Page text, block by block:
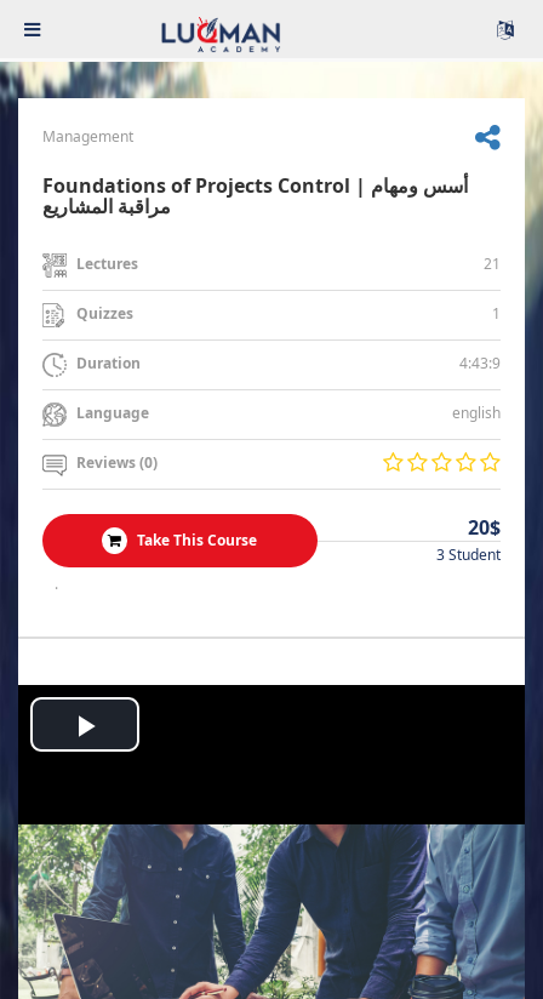
Management
Foundations of Projects Control | أسس ومهام
مراقبة المشاريع
Lectures 21
Quizzes 1
Duration 4:43:9
Language english
Reviews (0)
Take This Course 20$
3 Student
.
Play